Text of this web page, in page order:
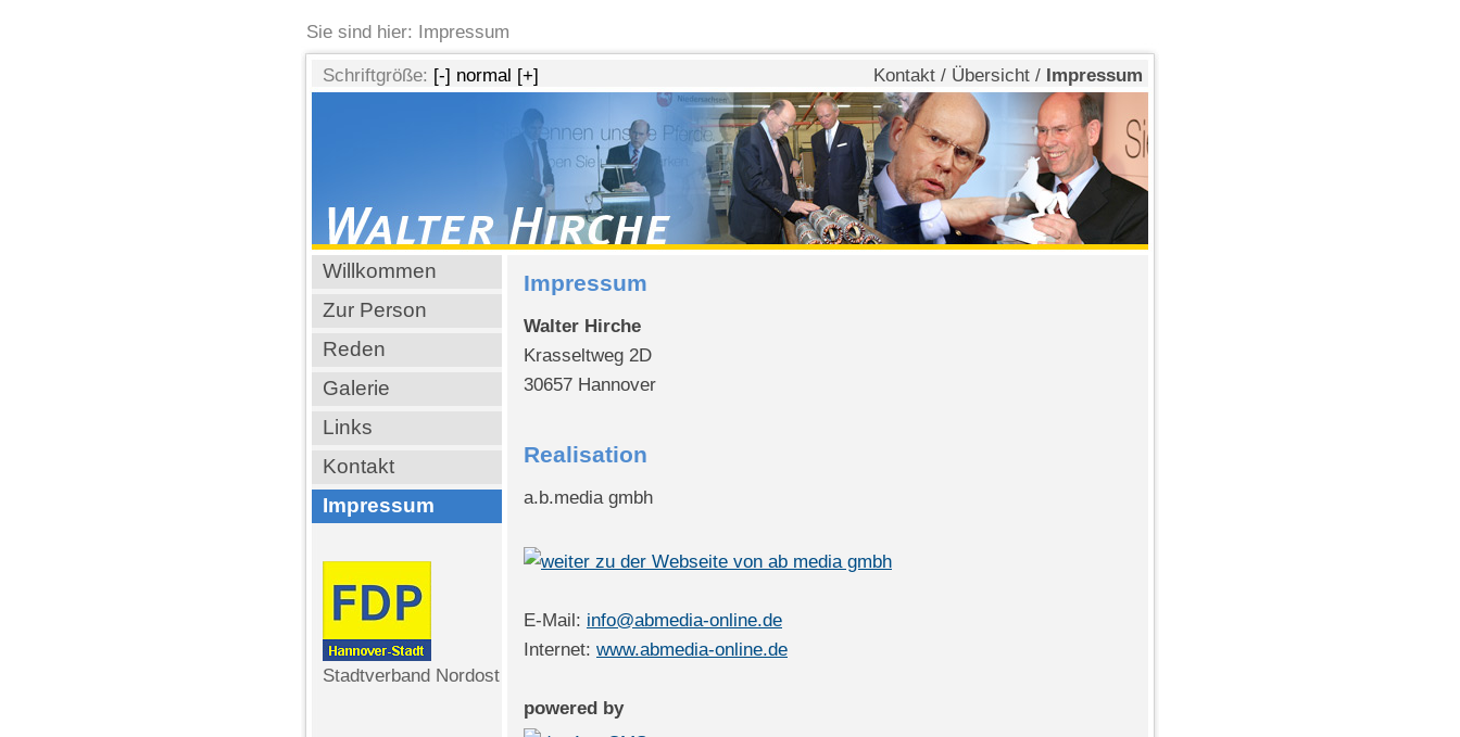
Sie sind hier: Impressum
Schriftgröße: [-] normal [+] Kontakt / Übersicht / Impressum
Willkommen
Zur Person
Reden
Galerie
Links
Kontakt
Impressum
Stadtverband Nordost
Impressum
Walter Hirche
Krasseltweg 2D
30657 Hannover
Realisation
a.b.media gmbh
E-Mail: info@abmedia-online.de
Internet: www.abmedia-online.de
powered by